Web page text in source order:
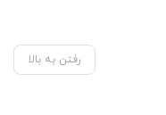
رفتن به بالا